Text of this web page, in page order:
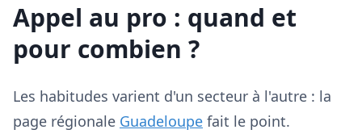
Appel au pro : quand et
pour combien ?
Les habitudes varient d'un secteur à l'autre : la
page régionale Guadeloupe fait le point.